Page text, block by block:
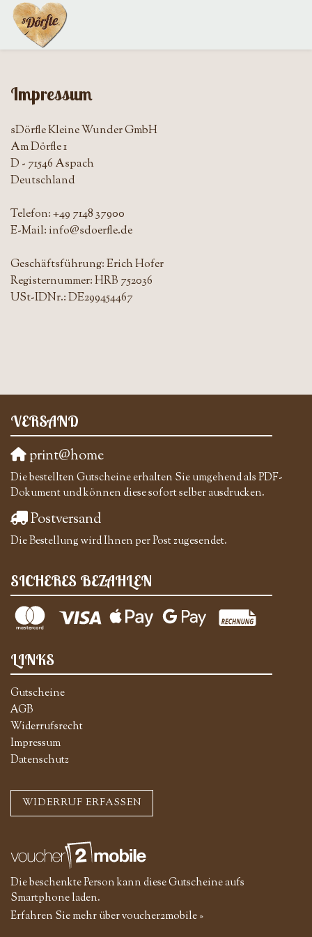
Impressum
sDörfle Kleine Wunder GmbH
Am Dörfle 1
D - 71546 Aspach
Deutschland
Telefon: +49 7148 37900
E-Mail: info@sdoerfle.de
Geschäftsführung: Erich Hofer
Registernummer: HRB 752036
USt-IDNr.: DE299454467
VERSAND
print@home
Die bestellten Gutscheine erhalten Sie umgehend als PDF-
Dokument und können diese sofort selber ausdrucken.
Postversand
Die Bestellung wird Ihnen per Post zugesendet.
SICHERES BEZAHLEN
LINKS
Gutscheine
AGB
Widerrufsrecht
Impressum
Datenschutz
WIDERRUF ERFASSEN
Die beschenkte Person kann diese Gutscheine aufs
Smartphone laden.
Erfahren Sie mehr über voucher2mobile »